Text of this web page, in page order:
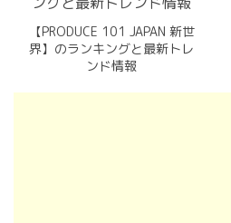
【PRODUCE 101 JAPAN 新世
界】のランキングと最新トレ
ンド情報